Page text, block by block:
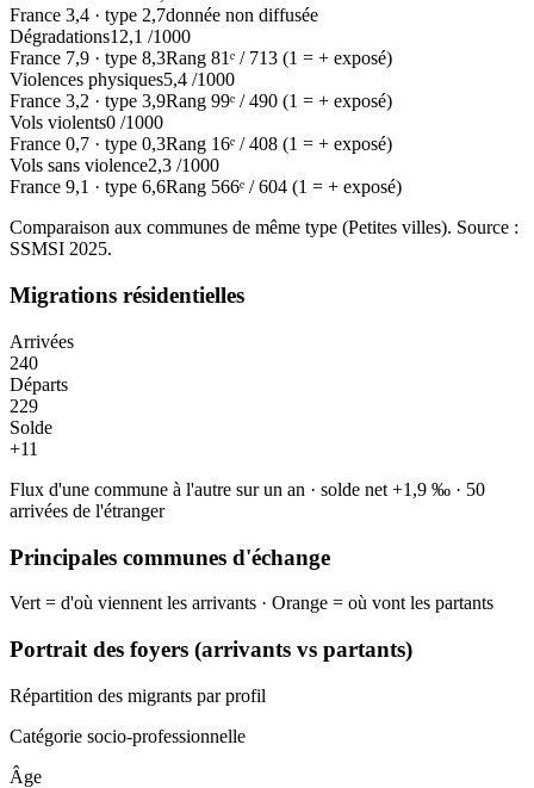
France 3,4 · type 2,7donnée non diffusée
Dégradations12,1 /1000
France 7,9 · type 8,3Rang 81ᵉ / 713 (1 = + exposé)
Violences physiques5,4 /1000
France 3,2 · type 3,9Rang 99ᵉ /490 (1 = + exposé)
Vols violents0 /1000
France 0,7 · type 0,3Rang 16ᵉ /408 (1 = + exposé)
Vols sans violence2,3 /1000
France 9,1 · type 6,6Rang 566ᵉ /604 (1 = + exposé)
Comparaison aux communes de même type (Petites villes). Source :
SSMSI 2025.
Migrations résidentielles
Arrivées
240
Départs
229
Solde
+11
Flux d'une commune à l'autre sur un an · solde net +1,9 ‰ · 50
arrivées de l'étranger
Principales communes d'échange
Vert = d'où viennent les arrivants · Orange = où vont les partants
Portrait des foyers (arrivants vs partants)
Répartition des migrants par profil
Catégorie socio-professionnelle
Âge